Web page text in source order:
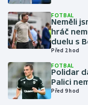
Krasobruslení
Lezení
Lyže a snowboard
Moderní pětiboj
FOTBAL
Neměli
hráč
duelu s
Před 2 hod
FOTBAL
Polidar
Palici
Před 9 hod